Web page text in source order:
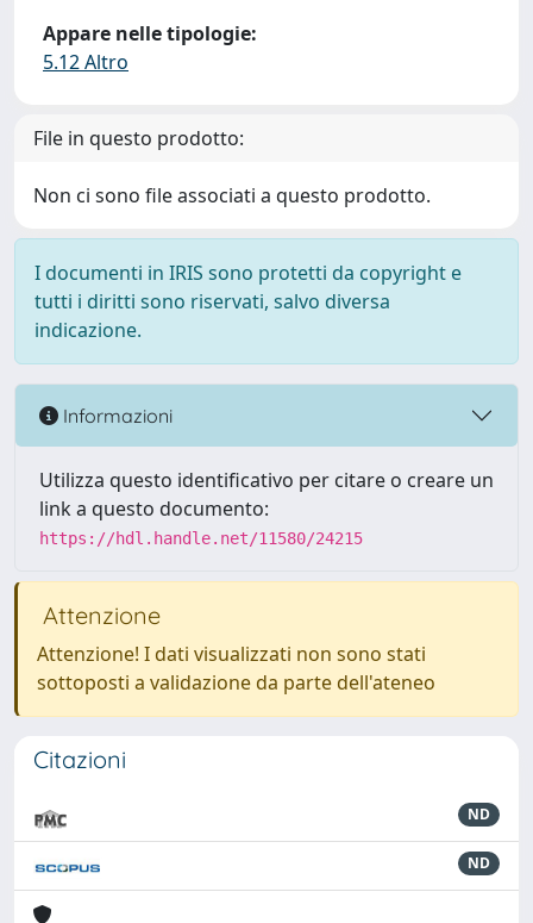
Appare nelle tipologie:
5.12 Altro
File in questo prodotto:
Non ci sono file associati a questo prodotto.
I documenti in IRIS sono protetti da copyright e
tutti i diritti sono riservati, salvo diversa
indicazione.
Informazioni
Utilizza questo identificativo per citare o creare un
link a questo documento:
https://hdl.handle.net/11580/24215
Attenzione
Attenzione! I dati visualizzati non sono stati
sottoposti a validazione da parte dell'ateneo
Citazioni
ND
ND